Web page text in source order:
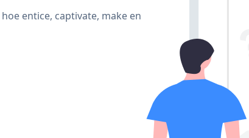
entice, captivate, make en